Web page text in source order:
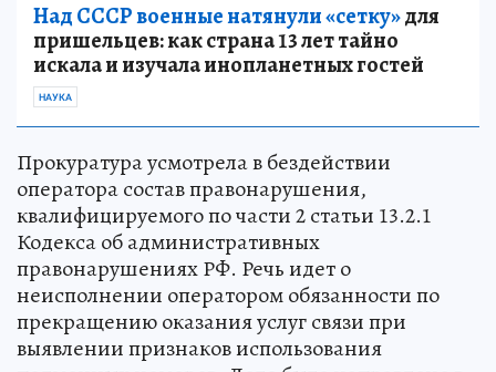
Над СССР военные натянули «сетку»для
пришельцев: как страна 13 лет тайно
искала и изучала инопланетных гостей
НАУКА
Прокуратура усмотрела в бездействии
оператора состав правонарушения,
квалифицируемого по части 2 статьи 13.2.1
Кодекса об административных
правонарушениях РФ. Речь идет о
неисполнении оператором обязанности по
прекращению оказания услуг связи при
выявлении признаков использования